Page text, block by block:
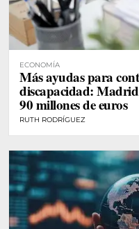
ECONOMÍA
Más ayudas para
discapacidad:
90 millones de euros
RUTH RODRÍGUEZ